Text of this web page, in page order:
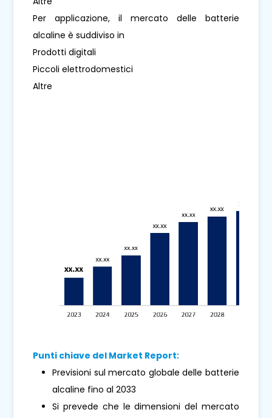
Per applicazione, il mercato delle batterie
alcaline è suddiviso in
Prodotti digitali
Piccoli elettrodomestici
Altre
Punti chiave del Market Report:
Previsioni sul mercato globale delle batterie
alcaline fino al 2033
Si prevede che le dimensioni del mercato